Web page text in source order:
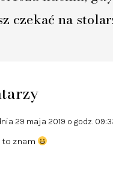
czekać na
29 maja 2019 o godz.
znam